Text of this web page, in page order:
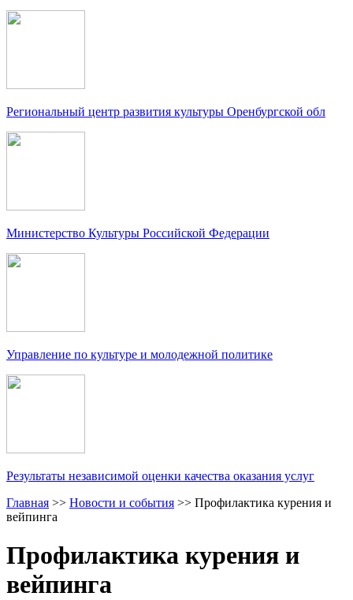
Региональный центр развития культуры Оренбургской обл
Министерство Культуры Российской Федерации
Управление по культуре и молодежной политике
Результаты независимой оценки качества оказания услуг
Главная >> Новости и события >> Профилактика курения и
вейпинга
Профилактика курения и
вейпинга